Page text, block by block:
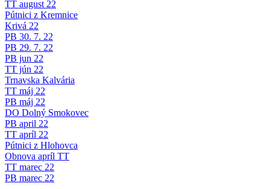
TT august 22
Pútnici z Kremnice
Krivá 22
PB 30. 7. 22
PB 29. 7. 22
PB jun 22
TT jún 22
Trnavska Kalvária
TT máj 22
PB máj 22
DO Dolný Smokovec
PB april 22
TT apríl 22
Pútnici z Hlohovca
Obnova apríl TT
TT marec 22
PB marec 22